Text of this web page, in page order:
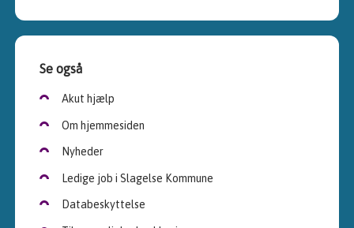
Se også
Akut hjælp
Om hjemmesiden
Nyheder
Ledige job i Slagelse Kommune
Databeskyttelse